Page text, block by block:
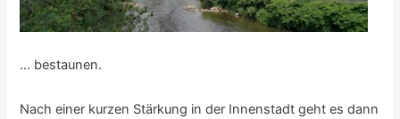
… bestaunen.
Nach einer kurzen Stärkung in der Innenstadt geht es dann